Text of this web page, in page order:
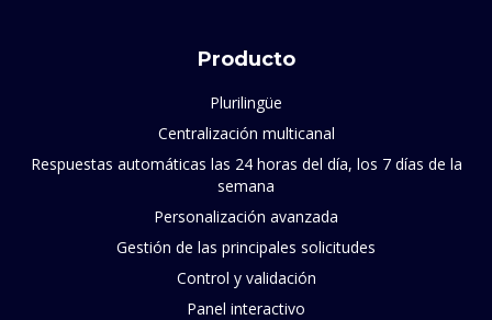
Producto
Plurilingüe
Centralización multicanal
Respuestas automáticas las 24 horas del día, los 7 días de la
semana
Personalización avanzada
Gestión de las principales solicitudes
Control y validación
Panel interactivo